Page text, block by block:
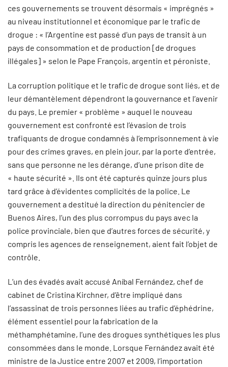
ces gouvernements se trouvent désormais « imprégnés »
au niveau institutionnel et économique par le trafic de
drogue : « l’Argentine est passé d’un pays de transit à un
pays de consommation et de production [de drogues
illégales] » selon le Pape François, argentin et péroniste.
La corruption politique et le trafic de drogue sont liés, et de
leur démantèlement dépendront la gouvernance et l’avenir
du pays. Le premier « problème » auquel le nouveau
gouvernement est confronté est l’évasion de trois
trafiquants de drogue condamnés à l’emprisonnement à vie
pour des crimes graves, en plein jour, par la porte d’entrée,
sans que personne ne les dérange, d’une prison dite de
« haute sécurité ». Ils ont été capturés quinze jours plus
tard grâce à d’évidentes complicités de la police. Le
gouvernement a destitué la direction du pénitencier de
Buenos Aires, l’un des plus corrompus du pays avec la
police provinciale, bien que d’autres forces de sécurité, y
compris les agences de renseignement, aient fait l’objet de
contrôle.
L’un des évadés avait accusé Aníbal Fernández, chef de
cabinet de Cristina Kirchner, d’être impliqué dans
l’assassinat de trois personnes liées au trafic d’éphédrine,
élément essentiel pour la fabrication de la
méthamphétamine, l’une des drogues synthétiques les plus
consommées dans le monde. Lorsque Fernández avait été
ministre de la Justice entre 2007 et 2009, l’importation